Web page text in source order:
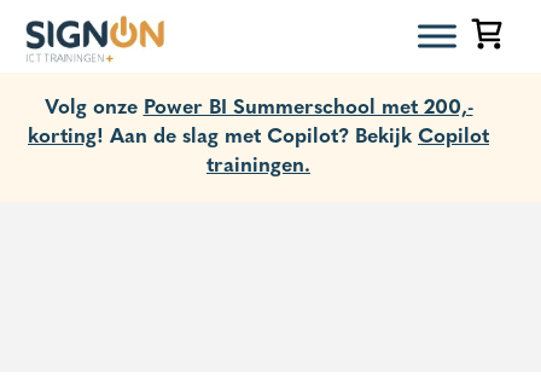
Volg onze Power BI Summerschool met 200,-
korting! Aan de slag met Copilot? Bekijk Copilot
trainingen.